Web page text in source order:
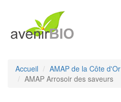
Accueil AMAP de la Côte d'Or
AMAP Arrosoir des saveurs